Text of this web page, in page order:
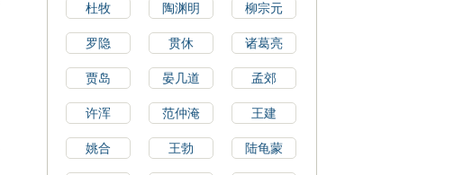
杜牧 陶渊明 柳宗元
罗隐 贯休 诸葛亮
贾岛 晏几道 孟郊
许浑 范仲淹 王建
姚合 王勃 陆龟蒙